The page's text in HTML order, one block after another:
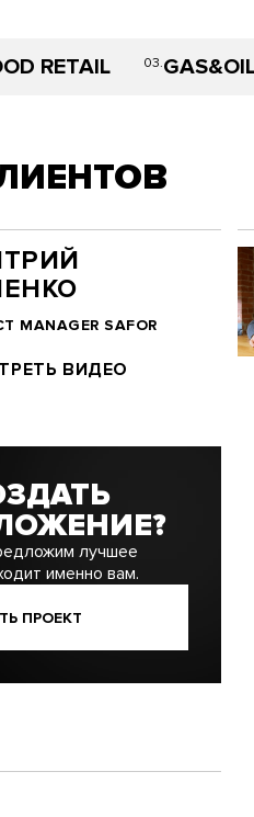
RETAIL 03.
ВИДЕО
MANAGER SAFOR
лучшее
именно вам.
ПРОЕКТ